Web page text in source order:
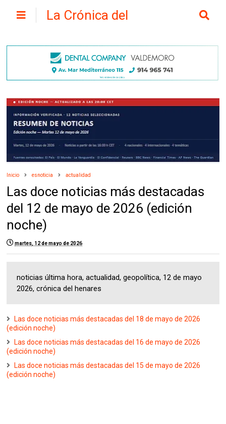
La Crónica del
Inicio esnoticia actualidad
Las doce noticias más destacadas
del 12 de mayo de 2026 (edición
noche)
martes, 12 de mayo de 2026
noticias última hora, actualidad, geopolítica, 12 de mayo
2026, crónica del henares
Las doce noticias más destacadas del 18 de mayo de 2026
(edición noche)
Las doce noticias más destacadas del 16 de mayo de 2026
(edición noche)
Las doce noticias más destacadas del 15 de mayo de 2026
(edición noche)